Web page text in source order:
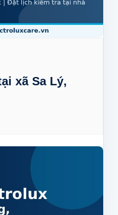
xã Sa Lý,